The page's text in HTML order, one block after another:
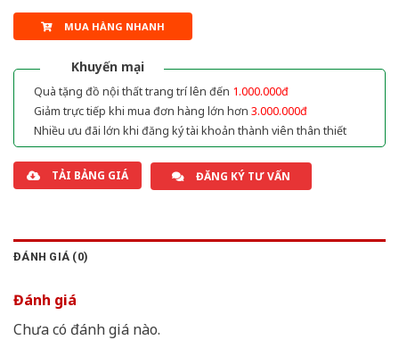
MUA HÀNG NHANH
Khuyến mại
Quà tặng đồ nội thất trang trí lên đến 1.000.000đ
Giảm trực tiếp khi mua đơn hàng lớn hơn 3.000.000đ
Nhiều ưu đãi lớn khi đăng ký tài khoản thành viên thân thiết
TẢI BẢNG GIÁ ĐĂNG KÝ TƯ VẤN
ĐÁNH GIÁ (0)
Đánh giá
Chưa có đánh giá nào.